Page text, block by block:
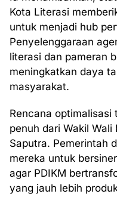
Kota Literasi
untuk menjadi hub
Penyelenggaraan
literasi dan pameran
meningkatkan daya
masyarakat.
Rencana optimalisasi
penuh dari Wakil Wali
Saputra. Pemerintah
mereka untuk
agar PDIKM
yang jauh lebih